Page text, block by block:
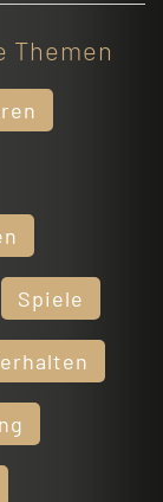
Themen
Spiele